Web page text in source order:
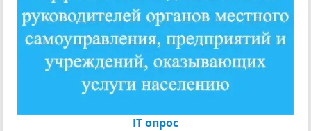
IT опрос